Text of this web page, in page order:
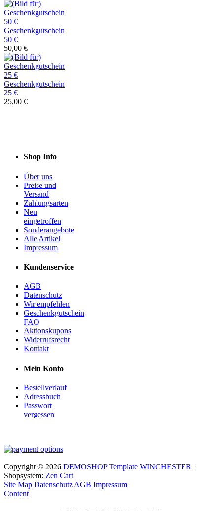
Geschenkgutschein
50 €
50,00 €
Geschenkgutschein
25 €
25,00 €
Shop Info
Über uns
Preise und
Versand
Zahlungsarten
Neu
eingetroffen
Sonderangebote
Alle Artikel
Impressum
Kundenservice
AGB
Datenschutz
Wir empfehlen
Geschenkgutschein
FAQ
Aktionskupons
Widerrufsrecht
Kontakt
Mein Konto
Bestellverlauf
Adressbuch
Passwort
vergessen
Copyright © 2026 DEMOSHOP Template WINCHESTER |
Shopsystem: Zen Cart
Site Map Datenschutz AGB Impressum
Content